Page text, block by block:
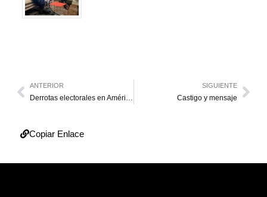
ANTERIOR
Derrotas electorales en América Latina
SIGUIENTE
Castigo y mensaje
Copiar Enlace